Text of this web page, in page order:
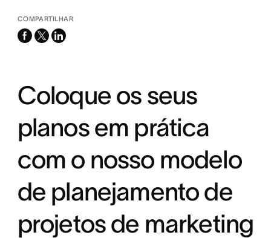
COMPARTILHAR
facebook
x-
linkedin
Coloque os seus
planos em prática
com o nosso modelo
de planejamento de
projetos de marketing